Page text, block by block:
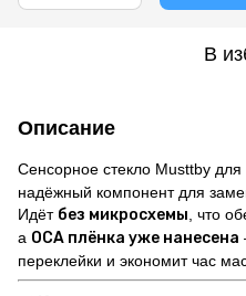
В
Описание
Сенсорное стекло Musttby для
надёжный компонент для
Идёт без микросхемы , что
а OCA плёнка уже нанесена
переклейки и экономит час